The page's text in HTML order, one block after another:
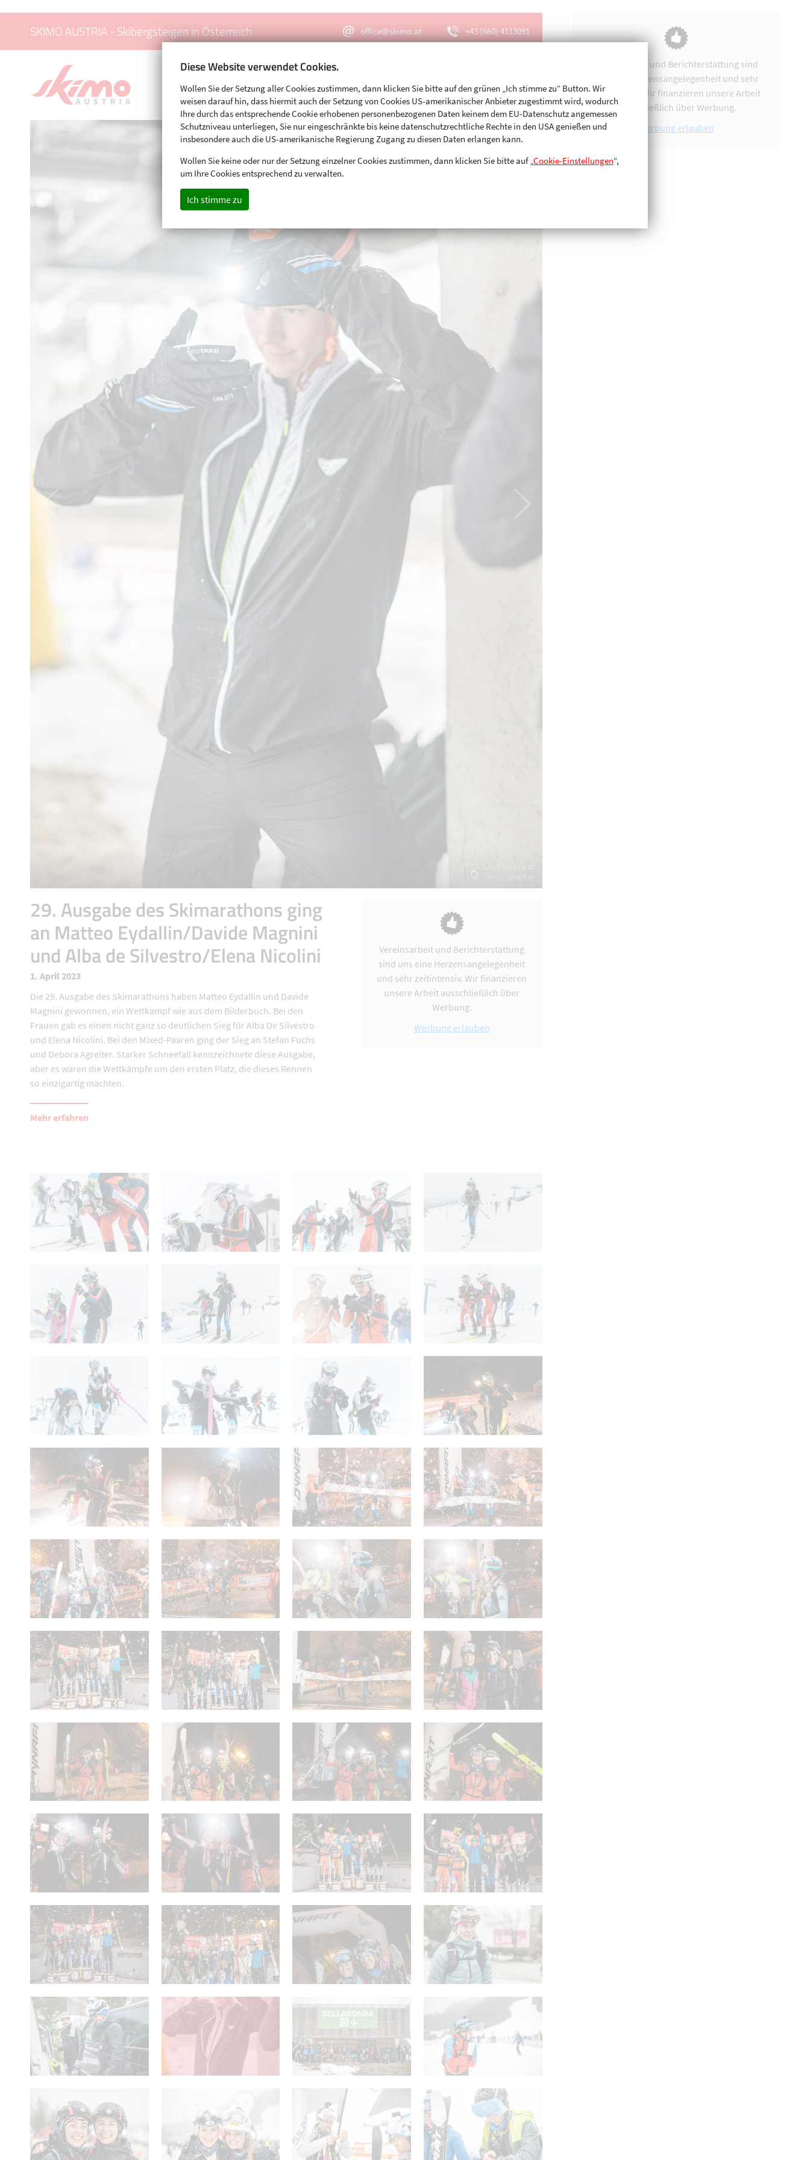
SKIMO AUSTRIA - Skibergsteigen in Österreich office@skimo.at +43 (660) 4113091
Menu
29. Ausgabe des Skimarathons ging
an Matteo Eydallin/Davide Magnini
und Alba de Silvestro/Elena Nicolini
1. April 2023
Die 29. Ausgabe des Skimarathons haben Matteo Eydallin und Davide
Magnini gewonnen, ein Wettkampf wie aus dem Bilderbuch. Bei den
Frauen gab es einen nicht ganz so deutlichen Sieg für Alba De Silvestro
und Elena Nicolini. Bei den Mixed-Paaren ging der Sieg an Stefan Fuchs
und Debora Agreiter. Starker Schneefall kennzeichnete diese Ausgabe,
aber es waren die Wettkämpfe um den ersten Platz, die dieses Rennen
so einzigartig machten.
Mehr erfahren
Vereinsarbeit und Berichterstattung
sind uns eine Herzensangelegenheit
und sehr zeitintensiv. Wir finanzieren
unsere Arbeit ausschließlich über
Werbung.
Werbung erlauben
Vereinsarbeit und Berichterstattung sind
uns eine Herzensangelegenheit und sehr
zeitintensiv. Wir finanzieren unsere Arbeit
ausschließlich über Werbung.
Werbung erlauben
Diese Website verwendet Cookies.
Wollen Sie der Setzung aller Cookies zustimmen, dann klicken Sie bitte auf den grünen „Ich stimme zu“ Button. Wir
weisen darauf hin, dass hiermit auch der Setzung von Cookies US-amerikanischer Anbieter zugestimmt wird, wodurch
Ihre durch das entsprechende Cookie erhobenen personenbezogenen Daten keinem dem EU-Datenschutz angemessen
Schutzniveau unterliegen, Sie nur eingeschränkte bis keine datenschutzrechtliche Rechte in den USA genießen und
insbesondere auch die US-amerikanische Regierung Zugang zu diesen Daten erlangen kann.
Wollen Sie keine oder nur der Setzung einzelner Cookies zustimmen, dann klicken Sie bitte auf „Cookie-Einstellungen“,
um Ihre Cookies entsprechend zu verwalten.
Ich stimme zu